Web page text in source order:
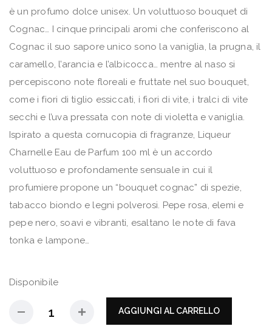
è un profumo dolce unisex. Un voluttuoso bouquet di
Cognac… I cinque principali aromi che conferiscono al
Cognac il suo sapore unico sono la vaniglia, la prugna, il
caramello, l’arancia e l’albicocca… mentre al naso si
percepiscono note floreali e fruttate nel suo bouquet,
come i fiori di tiglio essiccati, i fiori di vite, i tralci di vite
secchi e l’uva pressata con note di violetta e vaniglia.
Ispirato a questa cornucopia di fragranze, Liqueur
Charnelle Eau de Parfum 100 ml è un accordo
voluttuoso e profondamente sensuale in cui il
profumiere propone un “bouquet cognac” di spezie,
tabacco biondo e legni polverosi. Pepe rosa, elemi e
pepe nero, soavi e vibranti, esaltano le note di fava
tonka e lampone…
Disponibile
AGGIUNGI AL CARRELLO